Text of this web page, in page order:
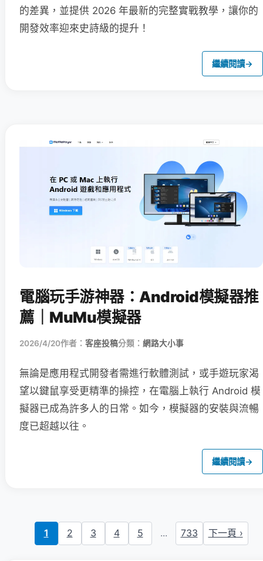
的差異，並提供 2026 年最新的完整實戰教學，讓你的
開發效率迎來史詩級的提升！
繼續閱讀→
電腦玩手游神器：Android模擬器推
薦｜MuMu模擬器
2026/4/20作者： 客座投稿分類： 網路大小事
無論是應用程式開發者需進行軟體測試，或手遊玩家渴
望以鍵鼠享受更精準的操控，在電腦上執行 Android 模
擬器已成為許多人的日常。如今，模擬器的安裝與流暢
度已超越以往。
繼續閱讀→
1 2 3 4 5 ... 733 下一頁 ›